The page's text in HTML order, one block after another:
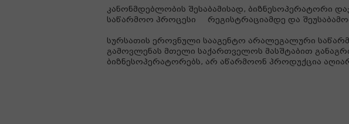
კანონმდებლობის შესაბამისად, ბიზნესოპერატორი
საწარმოო პროცესი რეგისტრაციამდე და
სურსათის ეროვნული სააგენტო არალეგალური
გამოვლენას მთელი საქართველოს მასშტაბით
ბიზნესოპერატორებს, არ აწარმოონ პროდუქცია